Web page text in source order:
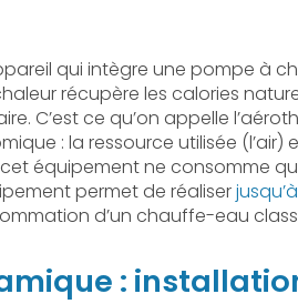
qui intègre une pompe à
récupère les calories
C’est ce qu’on appelle
: la ressource utilisée (l’air)
équipement ne consomme
permet de réaliser
d’un chauffe-eau
: